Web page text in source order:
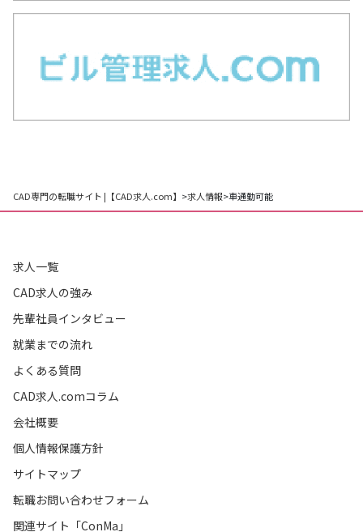
CAD専門の転職サイト |【CAD求人.com】 >求人情報>車通勤可能
求人一覧
CAD求人の強み
先輩社員インタビュー
就業までの流れ
よくある質問
CAD求人.comコラム
会社概要
個人情報保護方針
サイトマップ
転職お問い合わせフォーム
関連サイト「ConMa」